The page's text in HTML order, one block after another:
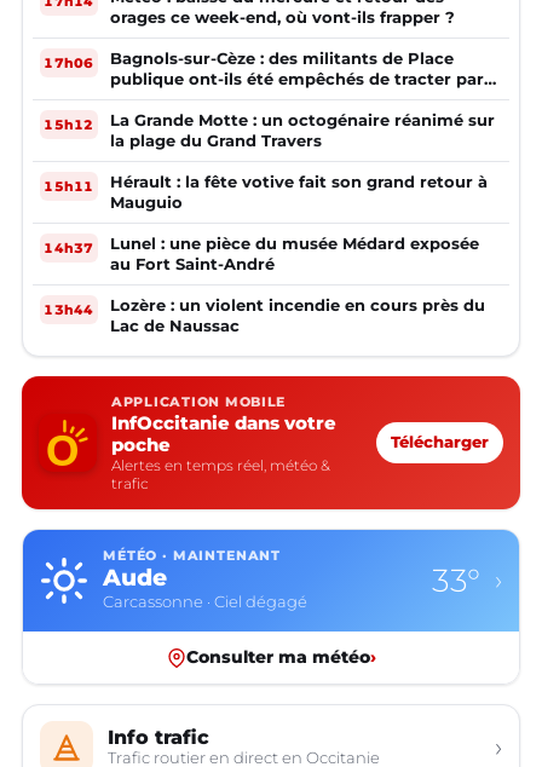
orages ce week-end, où vont-ils frapper ?
17h06
Bagnols-sur-Cèze : des militants de Place
publique ont-ils été empêchés de tracter par
la mairie ?
15h12
La Grande Motte : un octogénaire réanimé sur
la plage du Grand Travers
15h11
Hérault : la fête votive fait son grand retour à
Mauguio
14h37
Lunel : une pièce du musée Médard exposée
au Fort Saint-André
13h44
Lozère : un violent incendie en cours près du
Lac de Naussac
APPLICATION MOBILE
InfOccitanie dans votre
poche
Alertes en temps réel, météo &
trafic
Télécharger
MÉTÉO · MAINTENANT
Aude
Carcassonne · Ciel dégagé
33° ›
Consulter ma météo›
Info trafic
Trafic routier en direct en Occitanie ›